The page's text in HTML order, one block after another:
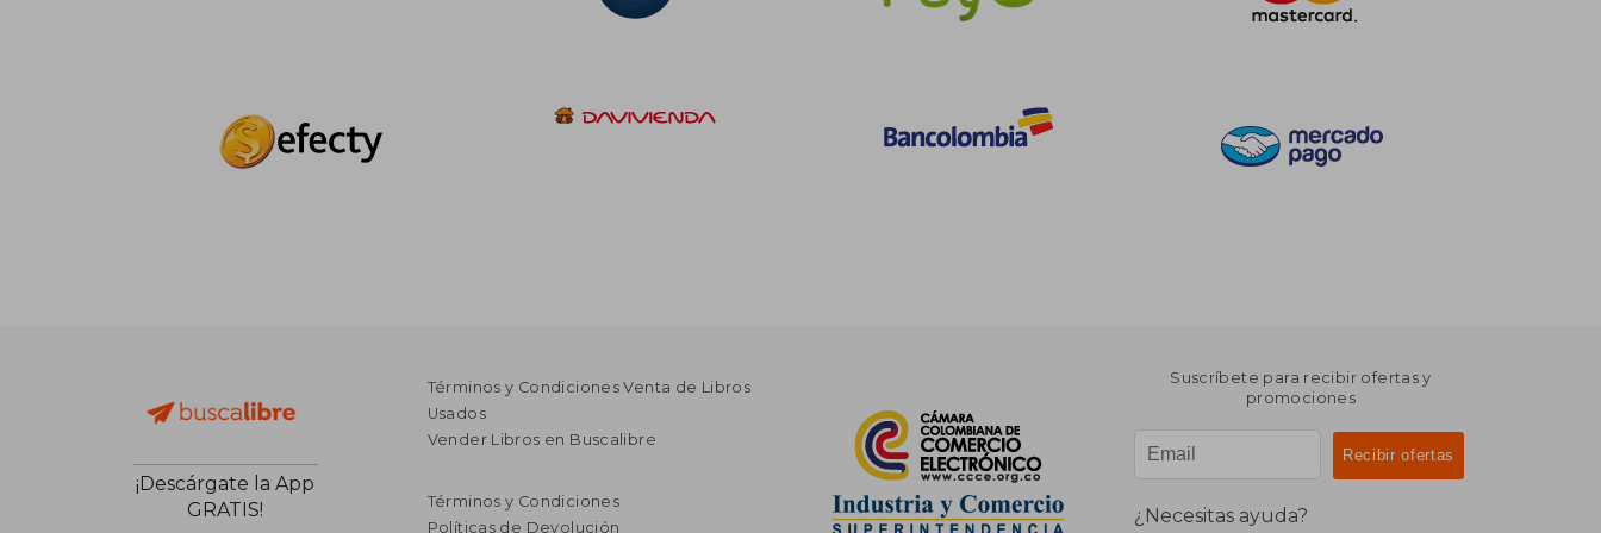
¡Descárgate la App
GRATIS!
Términos y Condiciones Venta de Libros
Usados
Vender Libros en Buscalibre
Términos y Condiciones
Políticas de Devolución
Suscríbete para recibir ofertas y
promociones
¿Necesitas ayuda?